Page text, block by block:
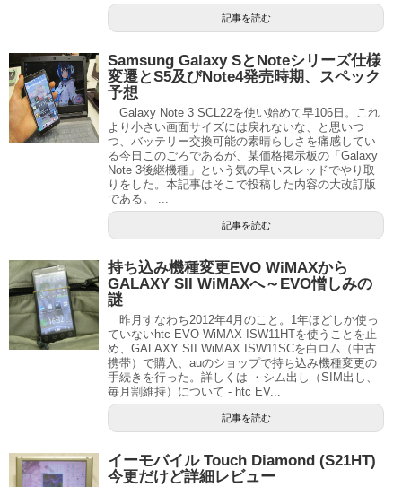
記事を読む
Samsung Galaxy SとNoteシリーズ仕様
変遷とS5及びNote4発売時期、スペック
予想
Galaxy Note 3 SCL22を使い始めて早106日。これ
より小さい画面サイズには戻れないな、と思いつ
つ、バッテリー交換可能の素晴らしさを痛感してい
る今日このごろであるが、某価格掲示板の「Galaxy
Note 3後継機種」という気の早いスレッドでやり取
りをした。本記事はそこで投稿した内容の大改訂版
である。 ...
記事を読む
持ち込み機種変更EVO WiMAXから
GALAXY SII WiMAXへ～EVO憎しみの
謎
昨月すなわち2012年4月のこと。1年ほどしか使っ
ていないhtc EVO WiMAX ISW11HTを使うことを止
め、GALAXY SII WiMAX ISW11SCを白ロム（中古
携帯）で購入、auのショップで持ち込み機種変更の
手続きを行った。詳しくは ・シム出し（SIM出し、
毎月割維持）について - htc EV...
記事を読む
イーモバイル Touch Diamond (S21HT)
今更だけど詳細レビュー